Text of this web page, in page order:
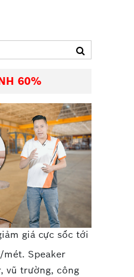
60%
giá cực sốc tới
mét. Speaker
vũ trường, công